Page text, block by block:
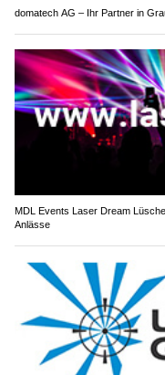
domatech AG – Ihr Partner in
MDL Events Laser Dream
Anlässe